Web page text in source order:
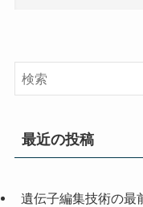
最近の投稿
遺伝子編集技術の最